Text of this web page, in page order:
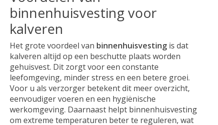
binnenhuisvesting voor
kalveren
Het grote voordeel van binnenhuisvesting is dat
kalveren altijd op een beschutte plaats worden
gehuisvest. Dit zorgt voor een constante
leefomgeving, minder stress en een betere groei.
Voor u als verzorger betekent dit meer overzicht,
eenvoudiger voeren en een hygiënische
werkomgeving. Daarnaast helpt binnenhuisvesting
om extreme temperaturen beter te reguleren, wat